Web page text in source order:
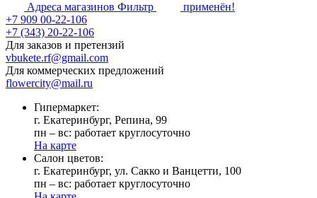
Адреса магазинов Фильтр
применён!
+7 909 00-22-106
+7 (343) 20-22-106
Для заказов и претензий
vbukete.rf@gmail.com
Для коммерческих предложений
flowercity@mail.ru
Гипермаркет:
г. Екатеринбург, Репина, 99
пн – вс: работает круглосуточно
На карте
Cалон цветов:
г. Екатеринбург, ул. Сакко и Ванцетти, 100
пн – вс: работает круглосуточно